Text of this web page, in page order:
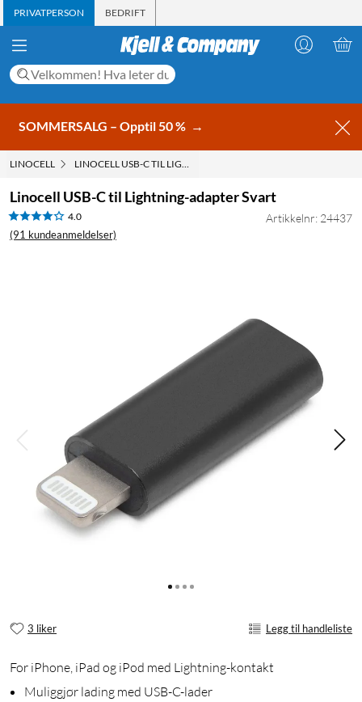
PRIVATPERSON BEDRIFT
SOMMERSALG – Opptil 50 % →
LINOCELL LINOCELL USB-C TIL LIGHTNING-ADAPTER SVART
Linocell USB-C til Lightning-adapter Svart
4.0
(91 kundeanmeldelser)
Artikkelnr: 24437
3 liker Legg til handleliste
For iPhone, iPad og iPod med Lightning-kontakt
Muliggjør lading med USB-C-lader